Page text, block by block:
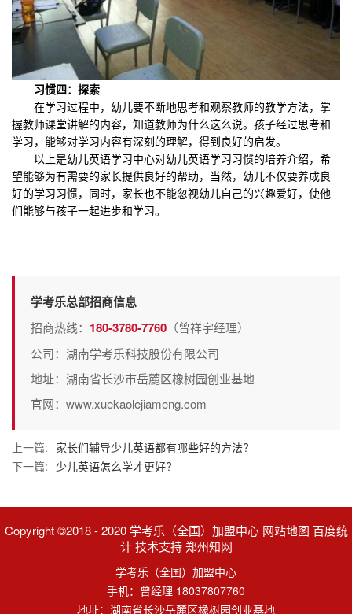
习惯四：探索
在学习过程中，幼儿要不断地思考和观察教师的教学方法，掌
握教师课堂讲解的内容，知道教师为什么这么说。孩子经过思考和
学习，能够对学习内容有深刻的理解，得到良好的启发。
以上是幼儿英语学习中心对幼儿英语学习习惯的培养介绍，希
望能够为有需要的家长提供良好的帮助，当然，幼儿不仅要养成良
好的学习习惯，同时，家长也不能忽视幼儿自己的兴趣爱好，使他
们能够与孩子一起进步和学习。
学考乐总部招商信息
招商热线： 180-3780-7760 （曾祥宇经理）
公司：湖南学考乐科技股份有限公司
地址：湖南省长沙市岳麓区橡树园创业基地
官网：www.xuekaolejiameng.com
上一篇: 家长们辅导少儿英语都有哪些好的方法?
下一篇: 少儿英语怎么学才更好?
Copyright ©2018 - 2020 学考乐（全国）加盟中心 网站地图 百度统
计 技术支持 郑州知网
学考乐（全国）加盟中心
手机：曾经理 18037807760
地址：湖南省长沙岳麓区橡树园创业基地